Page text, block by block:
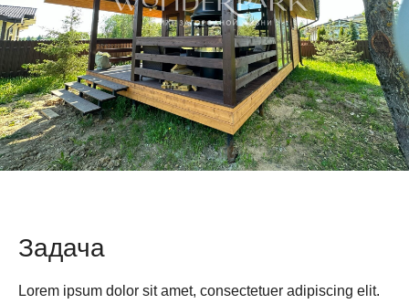
Задача
Lorem ipsum dolor sit amet, consectetuer adipiscing elit.